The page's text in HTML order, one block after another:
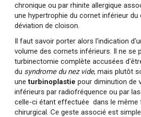
chronique ou par rhinite allergique
une hypertrophie du cornet inférieur
déviation de cloison.
Il faut savoir porter alors l'indication
volume des cornets inférieurs. Il ne se
turbinectomie complète accusées
du syndrome du nez vide, mais plutôt
une turbinoplastie pour diminution de
inférieurs par radiofréquence ou par
celle-ci étant effectuée dans le même
chirurgical. Ce geste associé est